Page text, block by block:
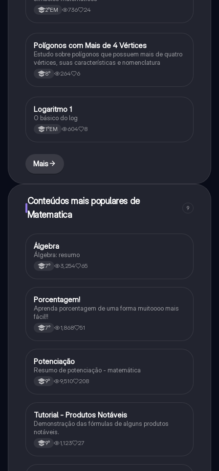
2°EM 736 24
Matematica
Polígonos com Mais de 4 Vértices
Estudo sobre polígonos que possuem mais de quatro
vértices, suas características e nomenclatura
8° 264 6
Matematica
Logaritmo 1
O básico do log
1°EM 604 8
Mais
Conteúdos mais populares de
Matematica
9
Matematica
Álgebra
Álgebra: resumo
7° 3,254 65
Matematica
Porcentagem!
Aprenda porcentagem de uma forma muitoooo mais
fácil!!
7° 1,868 51
Matematica
Potenciação
Resumo de potenciação - matemática
9° 9,510 208
Matematica
Tutorial - Produtos Notáveis
Demonstração das fórmulas de alguns produtos
notáveis.
9° 1,123 27